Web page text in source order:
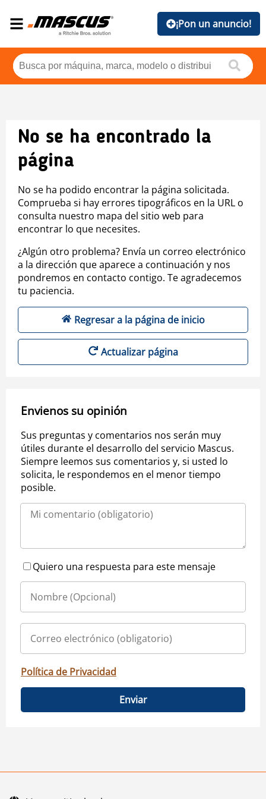
¡Pon un anuncio!
No se ha encontrado la
página
No se ha podido encontrar la página solicitada.
Comprueba si hay errores tipográficos en la URL o
consulta nuestro mapa del sitio web para
encontrar lo que necesites.
¿Algún otro problema? Envía un correo electrónico
a la dirección que aparece a continuación y nos
pondremos en contacto contigo. Te agradecemos
tu paciencia.
Regresar a la página de inicio
Actualizar página
Envienos su opinión
Sus preguntas y comentarios nos serán muy
útiles durante el desarrollo del servicio Mascus.
Siempre leemos sus comentarios y, si usted lo
solicita, le respondemos en el menor tiempo
posible.
Quiero una respuesta para este mensaje
Política de Privacidad
Enviar